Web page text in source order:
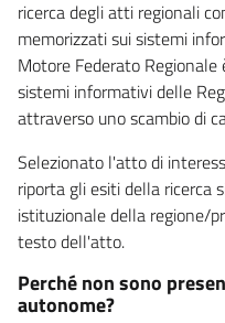
ricerca degli atti regionali
memorizzati sui sistemi
Motore Federato
sistemi informativi delle
attraverso uno scambio di
Selezionato l'atto di
riporta gli esiti della ricerca
istituzionale della regione/
testo dell'atto.
Perché non sono
autonome?